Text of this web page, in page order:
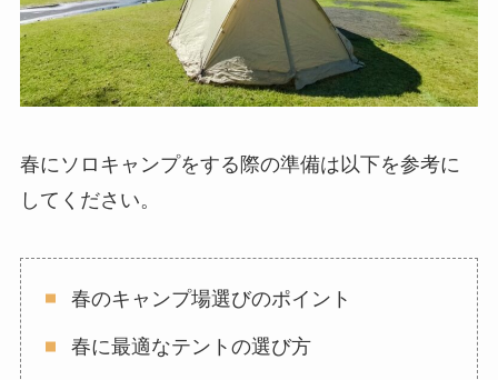
春にソロキャンプをする際の準備は以下を参考に
してください。
春のキャンプ場選びのポイント
春に最適なテントの選び方